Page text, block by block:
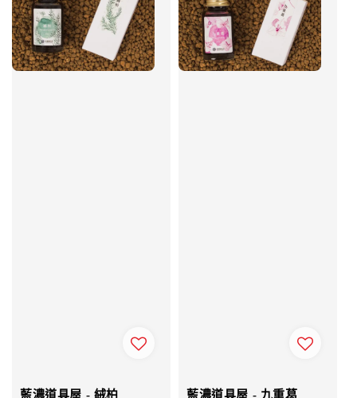
藍濃道具屋 - 絨柏
藍濃道具屋 - 九重葛